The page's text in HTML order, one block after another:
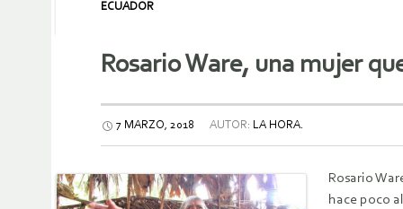
ECUADOR
Rosario Ware, una mujer
7 MARZO, 2018 AUTOR: LA HORA.
Rosario
hace poco